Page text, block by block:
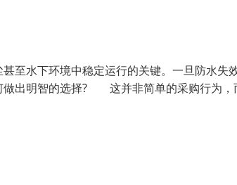
至水下环境中稳定运行的关键。一旦防水失
做出明智的选择? 这并非简单的采购行为，